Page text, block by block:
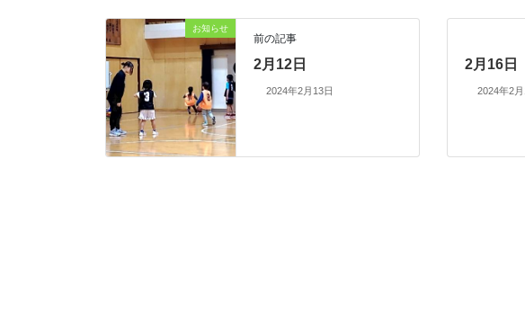
お知らせ
前の記事
2月12日
2024年2月13日
2月16日
2024年2月